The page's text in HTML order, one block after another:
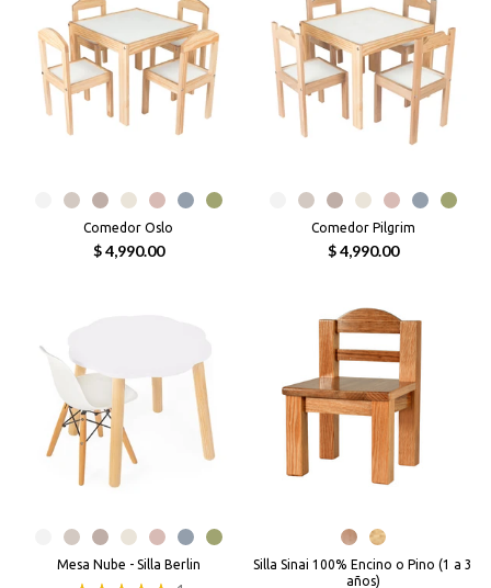
Comedor Oslo
$ 4,990.00
Comedor Pilgrim
$ 4,990.00
Mesa Nube - Silla Berlin
Silla Sinai 100% Encino o Pino (1 a 3
años)